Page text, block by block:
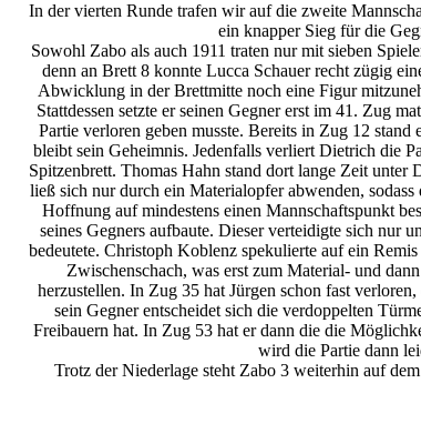
In der vierten Runde trafen wir auf die zweite
ein knapper Sieg für die
Sowohl Zabo als auch 1911 traten nur mit sieben
denn an Brett 8 konnte Lucca Schauer recht zügig
Abwicklung in der Brettmitte noch eine Figur
Stattdessen setzte er seinen Gegner erst im 41. Zug
Partie verloren geben musste. Bereits in Zug 12
bleibt sein Geheimnis. Jedenfalls verliert Dietrich die
Spitzenbrett. Thomas Hahn stand dort lange Zeit
ließ sich nur durch ein Materialopfer abwenden,
Hoffnung auf mindestens einen Mannschaftspunkt
seines Gegners aufbaute. Dieser verteidigte sich nur
bedeutete. Christoph Koblenz spekulierte auf ein
Zwischenschach, was erst zum Material- und
herzustellen. In Zug 35 hat Jürgen schon fast
sein Gegner entscheidet sich die verdoppelten
Freibauern hat. In Zug 53 hat er dann die die
wird die Partie dann
Trotz der Niederlage steht Zabo 3 weiterhin auf